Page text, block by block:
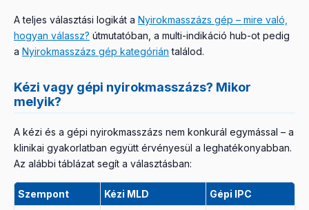
A teljes választási logikát a Nyirokmasszázs gép – mire való,
hogyan válassz? útmutatóban, a multi-indikáció hub-ot pedig
a Nyirokmasszázs gép kategórián találod.
Kézi vagy gépi nyirokmasszázs? Mikor
melyik?
A kézi és a gépi nyirokmasszázs nem konkurál egymással – a
klinikai gyakorlatban együtt érvényesül a leghatékonyabban.
Az alábbi táblázat segít a választásban:
Szempont Kézi MLD Gépi IPC